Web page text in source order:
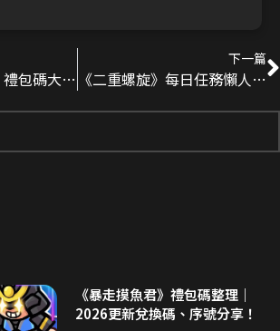
《NBA巔峰對決》禮包碼大全｜2025-11月更新兌換碼彙整
下一篇
《二重螺旋》每日任務懶人包｜密函、副本、迷津玩法一次整理
《暴走摸魚君》禮包碼整理｜
2026更新兌換碼、序號分享！